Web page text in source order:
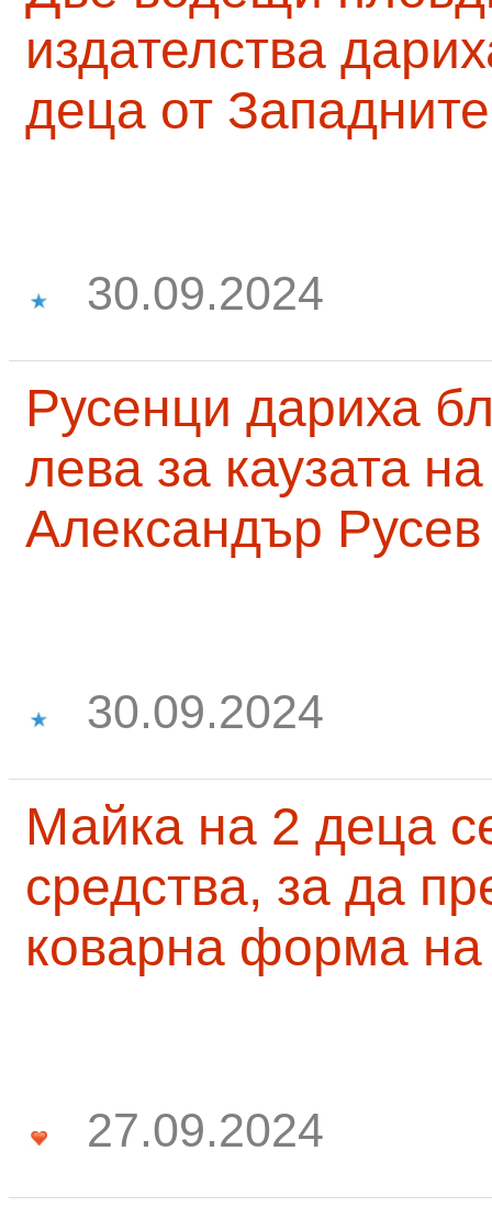
издателства
деца от
30.09.2024
Русенци дариха
лева за каузата
Александър Русев
30.09.2024
Майка на 2 деца
средства, за да
коварна форма на
27.09.2024